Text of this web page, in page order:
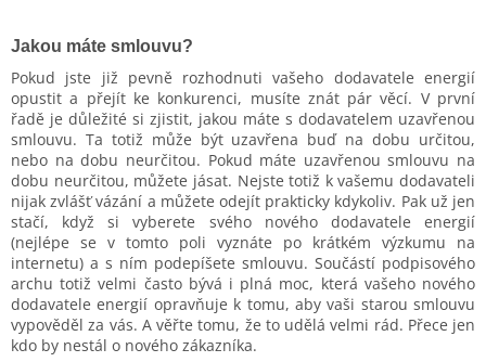
Jakou máte smlouvu?
Pokud jste již pevně rozhodnuti vašeho dodavatele energií
opustit a přejít ke konkurenci, musíte znát pár věcí. V první
řadě je důležité si zjistit, jakou máte s dodavatelem uzavřenou
smlouvu. Ta totiž může být uzavřena buď na dobu určitou,
nebo na dobu neurčitou. Pokud máte uzavřenou smlouvu na
dobu neurčitou, můžete jásat. Nejste totiž k vašemu dodavateli
nijak zvlášť vázání a můžete odejít prakticky kdykoliv. Pak už jen
stačí, když si vyberete svého nového dodavatele energií
(nejlépe se v tomto poli vyznáte po krátkém výzkumu na
internetu) a s ním podepíšete smlouvu. Součástí podpisového
archu totiž velmi často bývá i plná moc, která vašeho nového
dodavatele energií opravňuje k tomu, aby vaši starou smlouvu
vypověděl za vás. A věřte tomu, že to udělá velmi rád. Přece jen
kdo by nestál o nového zákazníka.